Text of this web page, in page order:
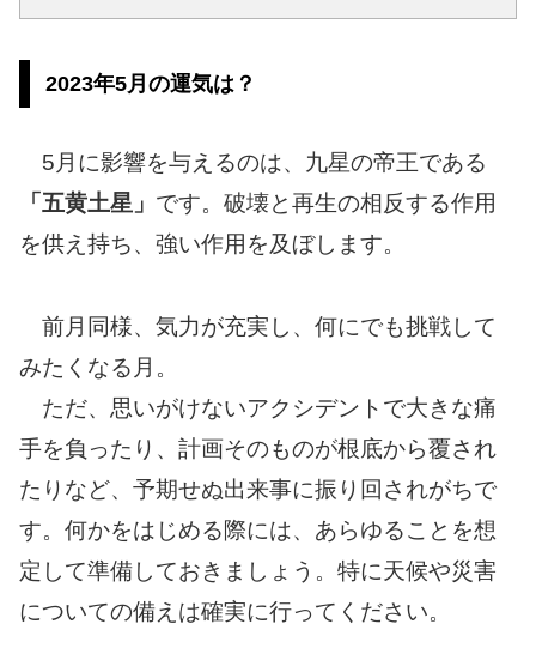
2023年5月の運気は？
5月に影響を与えるのは、九星の帝王である
「五黄土星」 です。破壊と再生の相反する作用
を供え持ち、強い作用を及ぼします。
前月同様、気力が充実し、何にでも挑戦して
みたくなる月。
ただ、思いがけないアクシデントで大きな痛
手を負ったり、計画そのものが根底から覆され
たりなど、予期せぬ出来事に振り回されがちで
す。何かをはじめる際には、あらゆることを想
定して準備しておきましょう。特に天候や災害
についての備えは確実に行ってください。